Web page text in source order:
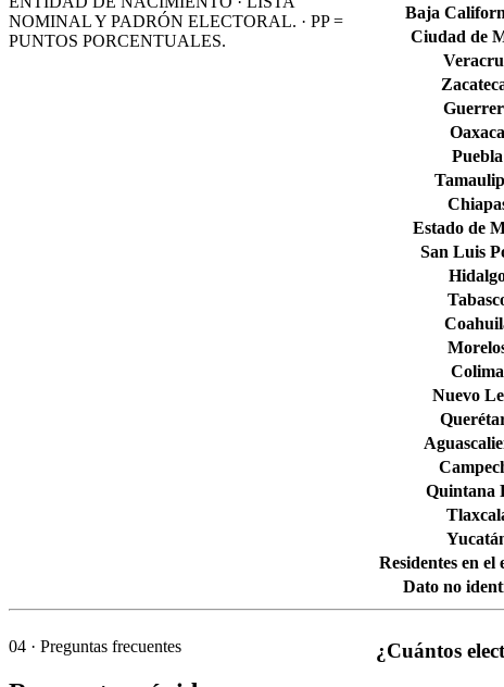
NOMINAL Y PADRÓN ELECTORAL. · PP =
PUNTOS PORCENTUALES.
Baja
Ciudad de
Oaxaca
Puebla
Estado de
San Luis
Colima
Nuevo
Quintana
Residentes en
Dato no
04 · Preguntas frecuentes ¿Cuántos